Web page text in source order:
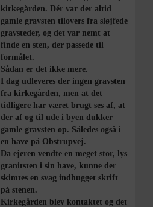
kirkegården. Dér var der altid
gamle gravsten tilovers fra sløjfede
gravsteder, og det var nemt at
finde en sten, der passede til
formålet.
Sådan er det ikke mere.
I dag udleveres der ingen gravsten
fra kirkegården, men at det
tidligere har været brugt ses af, at
der af og til ude i byen dukker
gamle gravsten op. Således også i
en have på Obstrupvej.
Da ejeren vendte en meget stor, lys
granitsten i sin have, kunne der
skimtes en svag indhugget skrift
på stenen.
Kirkegården blev kontaktet og det